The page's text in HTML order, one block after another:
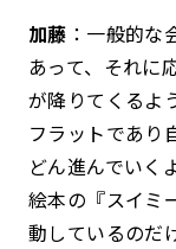
加藤 ：一般的
あって、それに
が降りてくるよ
フラットであり
どん進んでいく
絵本の『スイミ
動しているのだ